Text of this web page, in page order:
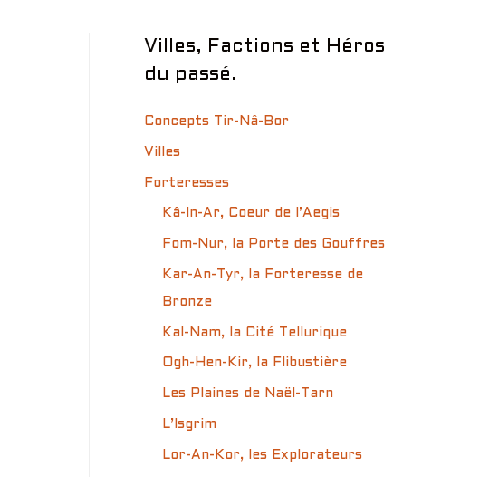
Villes, Factions et Héros
du passé.
Concepts Tir-Nâ-Bor
Villes
Forteresses
Kâ-In-Ar, Coeur de l’Aegis
Fom-Nur, la Porte des Gouffres
Kar-An-Tyr, la Forteresse de
Bronze
Kal-Nam, la Cité Tellurique
Ogh-Hen-Kir, la Flibustière
Les Plaines de Naël-Tarn
L’Isgrim
Lor-An-Kor, les Explorateurs